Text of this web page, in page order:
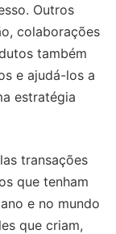
Outros
colaborações
também
e ajudá-los a
estratégia
transações
que tenham
e no mundo
que criam,